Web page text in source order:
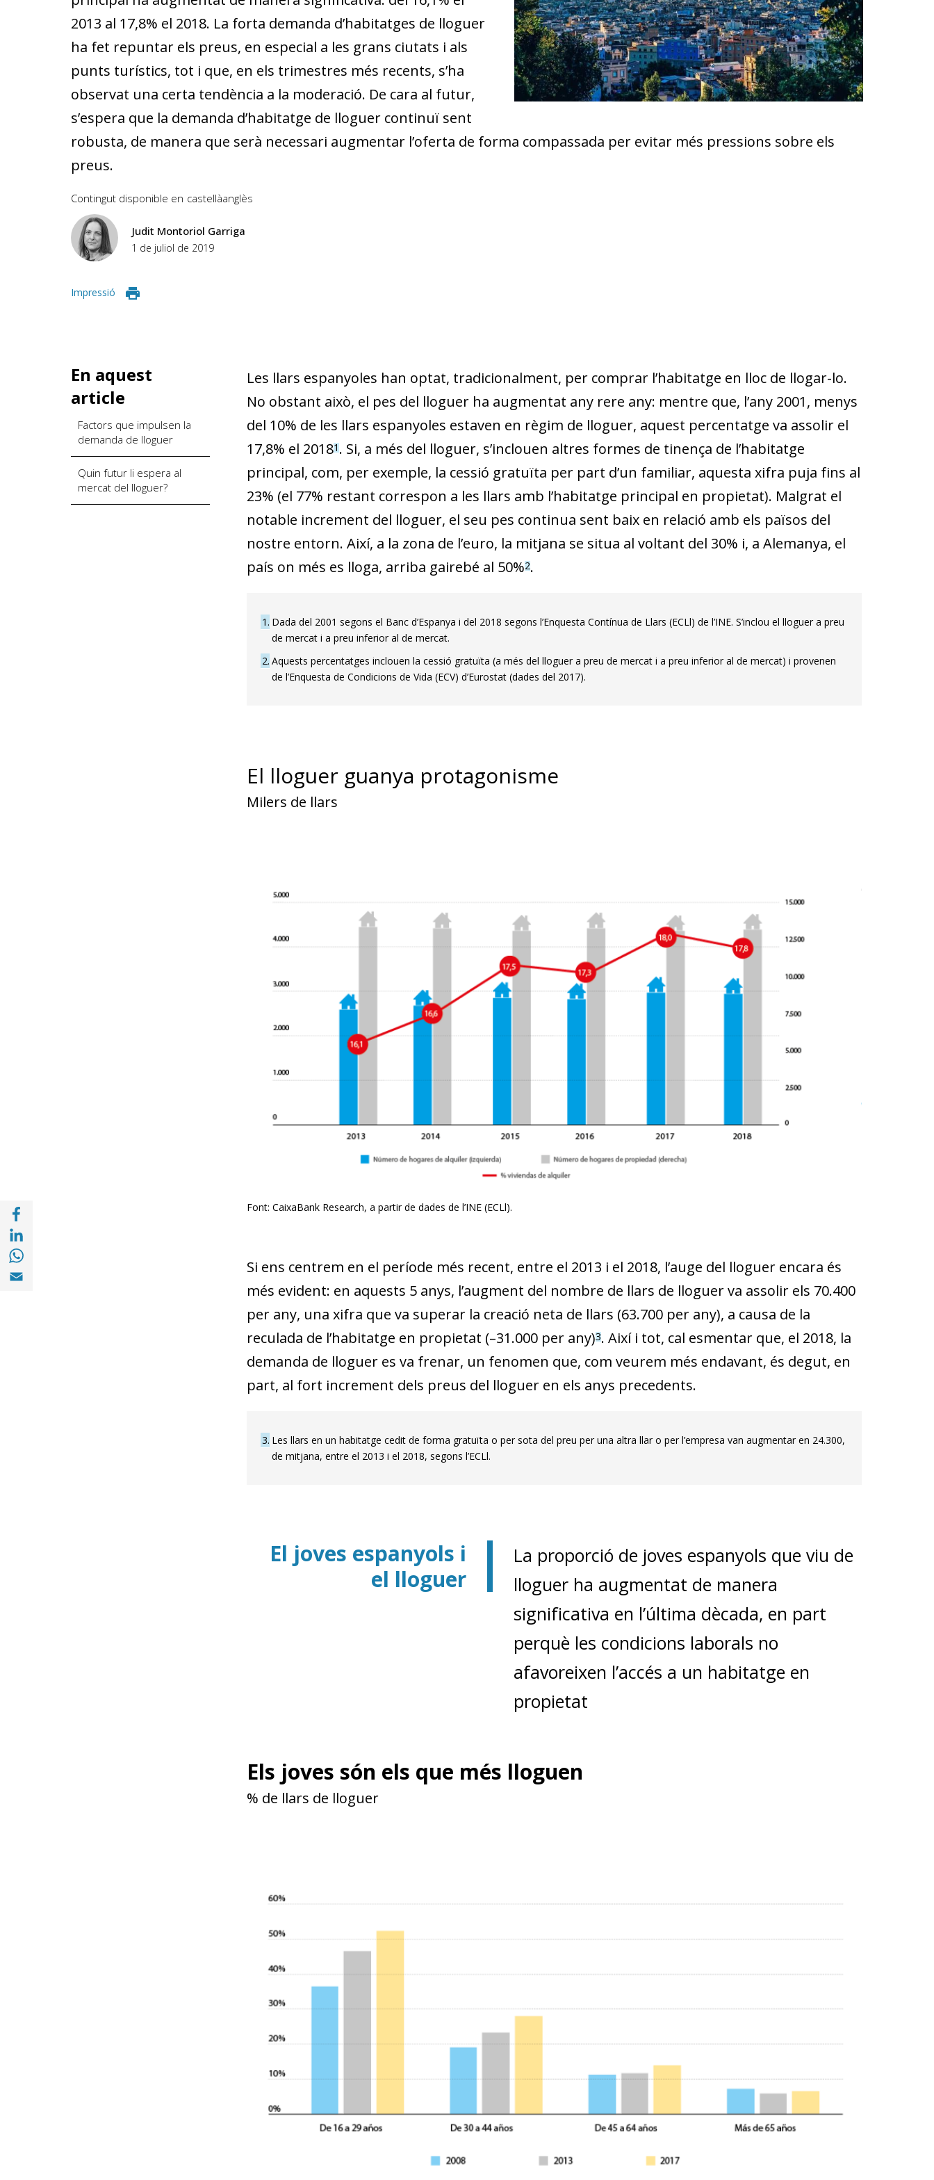
2013 al 17,8% el 2018. La forta demanda d’habitatges de lloguer
ha fet repuntar els preus, en especial a les grans ciutats i als
punts turístics, tot i que, en els trimestres més recents, s’ha
observat una certa tendència a la moderació. De cara al futur,
s’espera que la demanda d’habitatge de lloguer continuï sent
robusta, de manera que serà necessari augmentar l’oferta de forma compassada per evitar més pressions sobre els
preus.
Contingut disponible en castellàanglès
Judit Montoriol Garriga
1 de juliol de 2019
Impressió
Compartir a Facebook (opens in a new window)
Compartir a Email (opens in a new window)
En aquest
article
Factors que impulsen la
demanda de lloguer
Quin futur li espera al
mercat del lloguer?
Les llars espanyoles han optat, tradicionalment, per comprar l’habitatge en lloc de llogar-lo.
No obstant això, el pes del lloguer ha augmentat any rere any: mentre que, l’any 2001, menys
del 10% de les llars espanyoles estaven en règim de lloguer, aquest percentatge va assolir el
17,8% el 20181. Si, a més del lloguer, s’inclouen altres formes de tinença de l’habitatge
principal, com, per exemple, la cessió gratuïta per part d’un familiar, aquesta xifra puja fins al
23% (el 77% restant correspon a les llars amb l’habitatge principal en propietat). Malgrat el
notable increment del lloguer, el seu pes continua sent baix en relació amb els països del
nostre entorn. Així, a la zona de l’euro, la mitjana se situa al voltant del 30% i, a Alemanya, el
país on més es lloga, arriba gairebé al 50%2.
1 Dada del 2001 segons el Banc d’Espanya i del 2018 segons l’Enquesta Contínua de Llars (ECLl) de l’INE. S’inclou el lloguer a preu
de mercat i a preu inferior al de mercat.
2 Aquests percentatges inclouen la cessió gratuïta (a més del lloguer a preu de mercat i a preu inferior al de mercat) i provenen
de l’Enquesta de Condicions de Vida (ECV) d’Eurostat (dades del 2017).
El lloguer guanya protagonisme
Milers de llars
Font: CaixaBank Research, a partir de dades de l’INE (ECLl).
Si ens centrem en el període més recent, entre el 2013 i el 2018, l’auge del lloguer encara és
més evident: en aquests 5 anys, l’augment del nombre de llars de lloguer va assolir els 70.400
per any, una xifra que va superar la creació neta de llars (63.700 per any), a causa de la
reculada de l’habitatge en propietat (–31.000 per any)3. Així i tot, cal esmentar que, el 2018, la
demanda de lloguer es va frenar, un fenomen que, com veurem més endavant, és degut, en
part, al fort increment dels preus del lloguer en els anys precedents.
3 Les llars en un habitatge cedit de forma gratuïta o per sota del preu per una altra llar o per l’empresa van augmentar en 24.300,
de mitjana, entre el 2013 i el 2018, segons l’ECLl.
El joves espanyols i
el lloguer
La proporció de joves espanyols que viu de
lloguer ha augmentat de manera
significativa en l’última dècada, en part
perquè les condicions laborals no
afavoreixen l’accés a un habitatge en
propietat
Els joves són els que més lloguen
% de llars de lloguer